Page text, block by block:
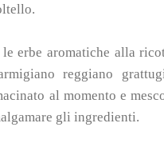
erbe aromatiche alla
reggiano
al momento e
gli ingredienti.